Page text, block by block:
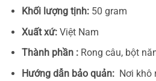
Khối lượng tịnh:50 gram
Xuất xứ:Việt Nam
Thành phần :Rong câu, bột
Hướng dẫn bảo quản: Nơi khô